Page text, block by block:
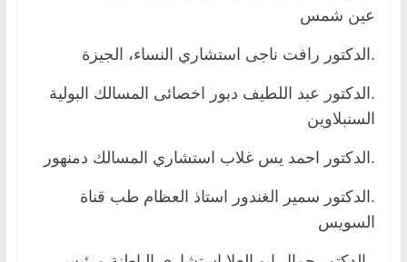
عين شمس
.الدكتور رافت ناجى استشاري النساء، الجيزة
.الدكتور عبد اللطيف دبور اخصائى المسالك البولية
السنبلاوين
.الدكتور احمد يس غلاب استشاري المسالك دمنهور
.الدكتور سمير الغندور استاذ العظام طب قناة
السويس